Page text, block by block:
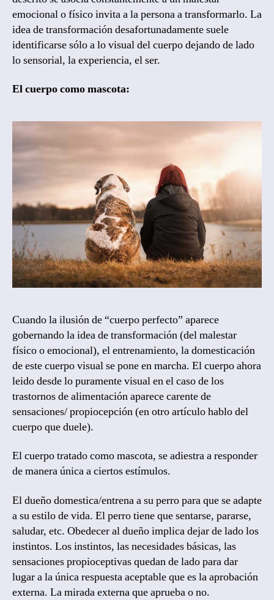
emocional o físico invita a la persona a transformarlo. La
idea de transformación desafortunadamente suele
identificarse sólo a lo visual del cuerpo dejando de lado
lo sensorial, la experiencia, el ser.
El cuerpo como mascota:
Cuando la ilusión de “cuerpo perfecto” aparece
gobernando la idea de transformación (del malestar
físico o emocional), el entrenamiento, la domesticación
de este cuerpo visual se pone en marcha. El cuerpo ahora
leido desde lo puramente visual en el caso de los
trastornos de alimentación aparece carente de
sensaciones/ propiocepción (en otro artículo hablo del
cuerpo que duele).
El cuerpo tratado como mascota, se adiestra a responder
de manera única a ciertos estímulos.
El dueño domestica/entrena a su perro para que se adapte
a su estilo de vida. El perro tiene que sentarse, pararse,
saludar, etc. Obedecer al dueño implica dejar de lado los
instintos. Los instintos, las necesidades básicas, las
sensaciones propioceptivas quedan de lado para dar
lugar a la única respuesta aceptable que es la aprobación
externa. La mirada externa que aprueba o no.